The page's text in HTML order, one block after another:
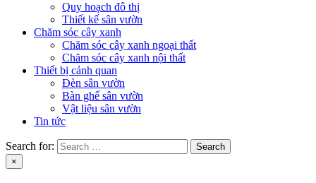
Quy hoạch đô thị
Thiết kế sân vườn
Chăm sóc cây xanh
Chăm sóc cây xanh ngoại thất
Chăm sóc cây xanh nội thất
Thiết bị cảnh quan
Đèn sân vườn
Bàn ghế sân vườn
Vật liệu sân vườn
Tin tức
Search for:
×